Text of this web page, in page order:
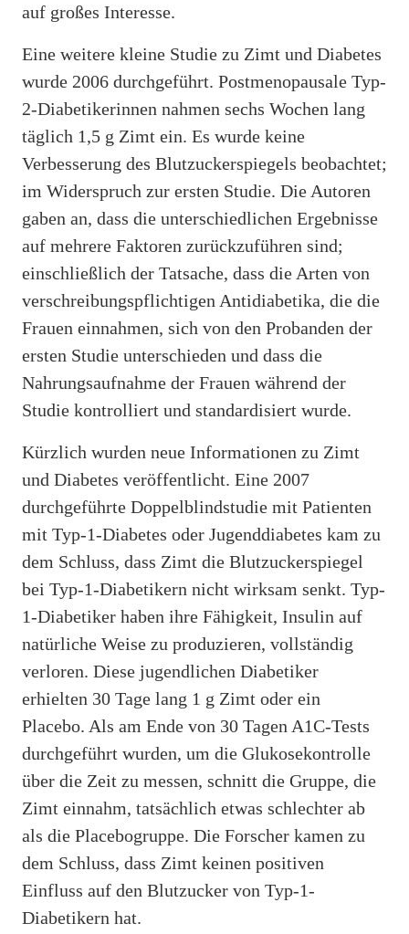
auf großes Interesse.
Eine weitere kleine Studie zu Zimt und Diabetes
wurde 2006 durchgeführt. Postmenopausale Typ-
2-Diabetikerinnen nahmen sechs Wochen lang
täglich 1,5 g Zimt ein. Es wurde keine
Verbesserung des Blutzuckerspiegels beobachtet;
im Widerspruch zur ersten Studie. Die Autoren
gaben an, dass die unterschiedlichen Ergebnisse
auf mehrere Faktoren zurückzuführen sind;
einschließlich der Tatsache, dass die Arten von
verschreibungspflichtigen Antidiabetika, die die
Frauen einnahmen, sich von den Probanden der
ersten Studie unterschieden und dass die
Nahrungsaufnahme der Frauen während der
Studie kontrolliert und standardisiert wurde.
Kürzlich wurden neue Informationen zu Zimt
und Diabetes veröffentlicht. Eine 2007
durchgeführte Doppelblindstudie mit Patienten
mit Typ-1-Diabetes oder Jugenddiabetes kam zu
dem Schluss, dass Zimt die Blutzuckerspiegel
bei Typ-1-Diabetikern nicht wirksam senkt. Typ-
1-Diabetiker haben ihre Fähigkeit, Insulin auf
natürliche Weise zu produzieren, vollständig
verloren. Diese jugendlichen Diabetiker
erhielten 30 Tage lang 1 g Zimt oder ein
Placebo. Als am Ende von 30 Tagen A1C-Tests
durchgeführt wurden, um die Glukosekontrolle
über die Zeit zu messen, schnitt die Gruppe, die
Zimt einnahm, tatsächlich etwas schlechter ab
als die Placebogruppe. Die Forscher kamen zu
dem Schluss, dass Zimt keinen positiven
Einfluss auf den Blutzucker von Typ-1-
Diabetikern hat.